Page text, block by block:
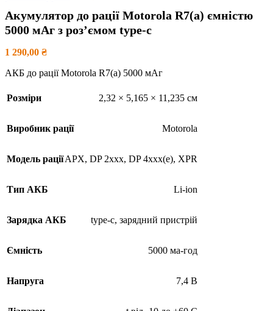
Акумулятор до рації Motorola R7(a) ємністю
5000 мАг з роз’ємом type-c
1 290,00 ₴
АКБ до рації Motorola R7(a) 5000 мАг
Розміри 2,32 × 5,165 × 11,235 см
Виробник рації Motorola
Модель раціїAPX, DP 2xxx, DP 4xxx(e), XPR
Тип АКБ Li-ion
Зарядка АКБ type-c, зарядний пристрій
Ємність 5000 ма-год
Напруга 7,4 В